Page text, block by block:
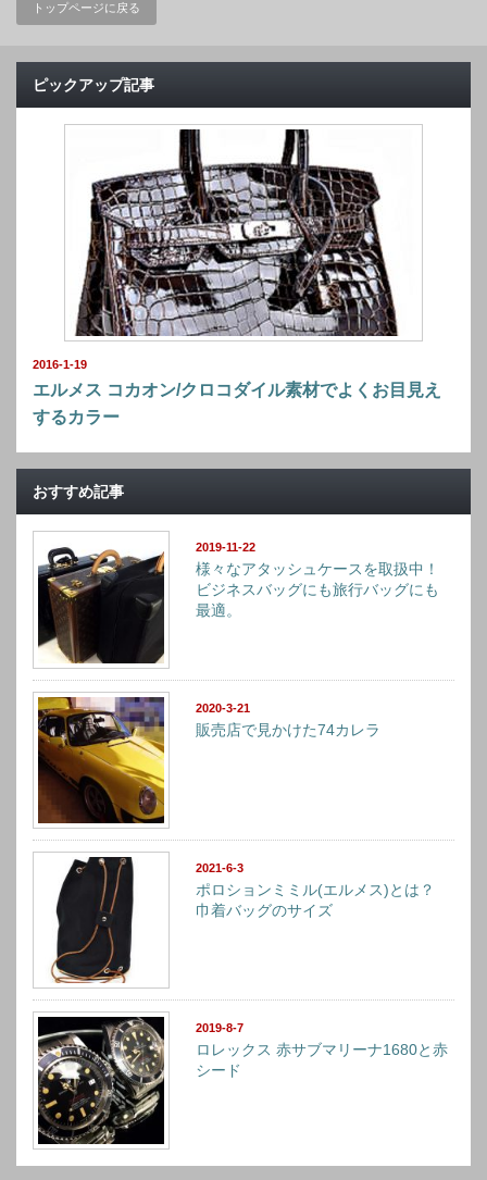
トップページに戻る
ピックアップ記事
2016-1-19
エルメス コカオン/クロコダイル素材でよくお目見え
するカラー
おすすめ記事
2019-11-22
様々なアタッシュケースを取扱中！
ビジネスバッグにも旅行バッグにも
最適。
2020-3-21
販売店で見かけた74カレラ
2021-6-3
ポロションミミル(エルメス)とは？
巾着バッグのサイズ
2019-8-7
ロレックス 赤サブマリーナ1680と赤
シード